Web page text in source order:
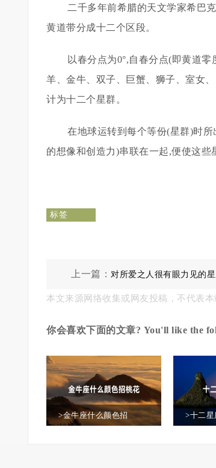
二千多年前希腊的天文学家希巴
黄道带分成十二个区段。
以春分点为0°,自春分点(即黄道
羊、金牛、双子、巨蟹、狮子、室女
计为十二个星群。
在地球运转到每个等份(星群)时
的想像和创造力)串联在一起,便使这些
标签
上一篇： 对所爱之人很有眼力见的
己的坚持
本文来源网络收集或网友投稿，不代表
你会喜欢下面的文章? You'll like the
>金牛座什么颜色招 >十二星